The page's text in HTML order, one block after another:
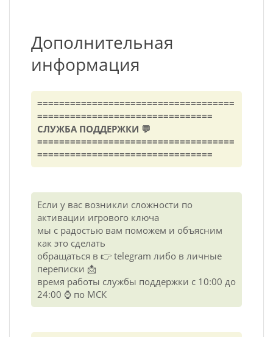
Дополнительная
информация
====================================
================================
СЛУЖБА ПОДДЕРЖКИ 💬
====================================
================================
Если у вас возникли сложности по
активации игрового ключа
мы с радостью вам поможем и объясним
как это сделать
обращаться в 👉 telegram либо в личные
переписки 📩
время работы службы поддержки с 10:00 до
24:00 ⌚ по МСК